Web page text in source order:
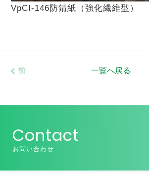
VpCI-146防錆紙（強化繊維型）
前 一覧へ戻る
Contact
お問い合わせ